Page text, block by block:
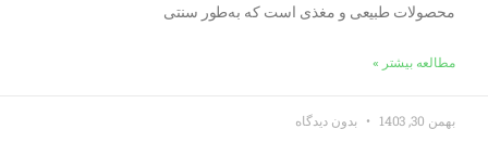
محصولات طبیعی و مغذی است که به‌طور سنتی
مطالعه بیشتر »
بهمن 30, 1403 بدون دیدگاه